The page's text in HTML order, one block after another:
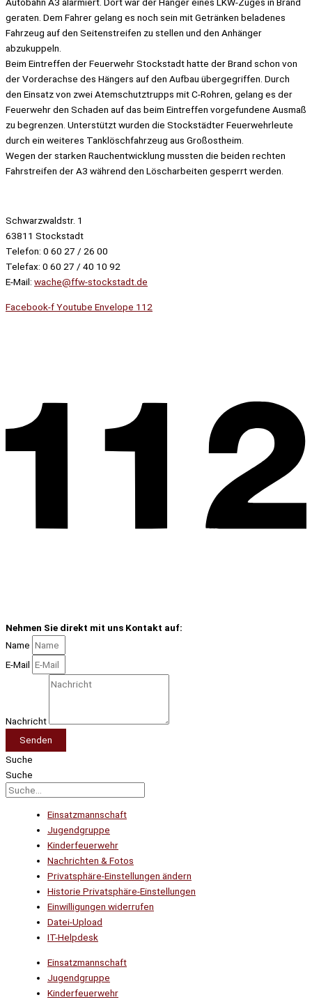
geraten. Dem Fahrer gelang es noch sein mit Getränken beladenes
Fahrzeug auf den Seitenstreifen zu stellen und den Anhänger
abzukuppeln.
Beim Eintreffen der Feuerwehr Stockstadt hatte der Brand schon von
der Vorderachse des Hängers auf den Aufbau übergegriffen. Durch
den Einsatz von zwei Atemschutztrupps mit C-Rohren, gelang es der
Feuerwehr den Schaden auf das beim Eintreffen vorgefundene Ausmaß
zu begrenzen. Unterstützt wurden die Stockstädter Feuerwehrleute
durch ein weiteres Tanklöschfahrzeug aus Großostheim.
Wegen der starken Rauchentwicklung mussten die beiden rechten
Fahrstreifen der A3 während den Löscharbeiten gesperrt werden.
Schwarzwaldstr. 1
63811 Stockstadt
Telefon: 0 60 27 / 26 00
Telefax: 0 60 27 / 40 10 92
E-Mail: wache@ffw-stockstadt.de
Facebook-fYoutube Envelope 112
Nehmen Sie direkt mit uns Kontakt auf:
Name
E-Mail
Nachricht
Senden
Suche
Suche
Einsatzmannschaft
Jugendgruppe
Kinderfeuerwehr
Nachrichten & Fotos
Privatsphäre-Einstellungen ändern
Historie Privatsphäre-Einstellungen
Einwilligungen widerrufen
Datei-Upload
IT-Helpdesk
Einsatzmannschaft
Jugendgruppe
Kinderfeuerwehr